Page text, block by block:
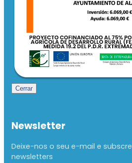
Cerrar
Newsletter
Deixe-nos o seu e-mail e
newsletters